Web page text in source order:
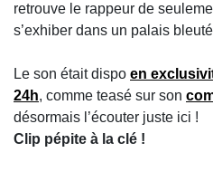
retrouve le rappeur de
s’exhiber dans un palais
Le son était dispo en
24h, comme teasé sur son
désormais l’écouter juste ici !
Clip pépite à la clé !